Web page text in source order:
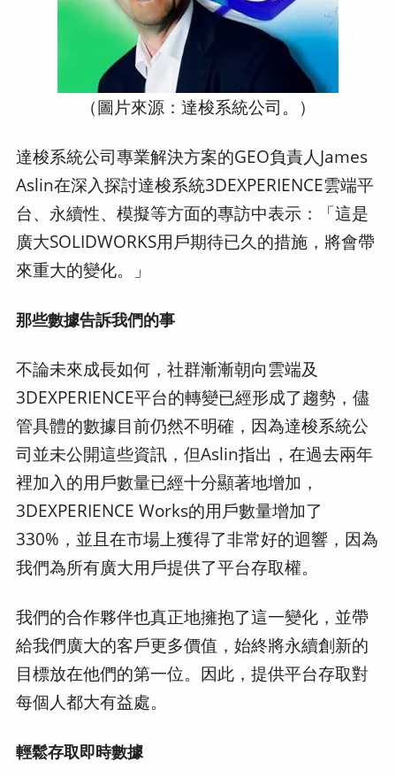
（圖片來源：達梭系統公司。）
達梭系統公司專業解決方案的GEO負責人James
Aslin在深入探討達梭系統3DEXPERIENCE雲端平
台、永續性、模擬等方面的專訪中表示：「這是
廣大SOLIDWORKS用戶期待已久的措施，將會帶
來重大的變化。」
那些數據告訴我們的事
不論未來成長如何，社群漸漸朝向雲端及
3DEXPERIENCE平台的轉變已經形成了趨勢，儘
管具體的數據目前仍然不明確，因為達梭系統公
司並未公開這些資訊，但Aslin指出，在過去兩年
裡加入的用戶數量已經十分顯著地增加，
3DEXPERIENCE Works的用戶數量增加了
330%，並且在市場上獲得了非常好的迴響，因為
我們為所有廣大用戶提供了平台存取權。
我們的合作夥伴也真正地擁抱了這一變化，並帶
給我們廣大的客戶更多價值，始終將永續創新的
目標放在他們的第一位。因此，提供平台存取對
每個人都大有益處。
輕鬆存取即時數據